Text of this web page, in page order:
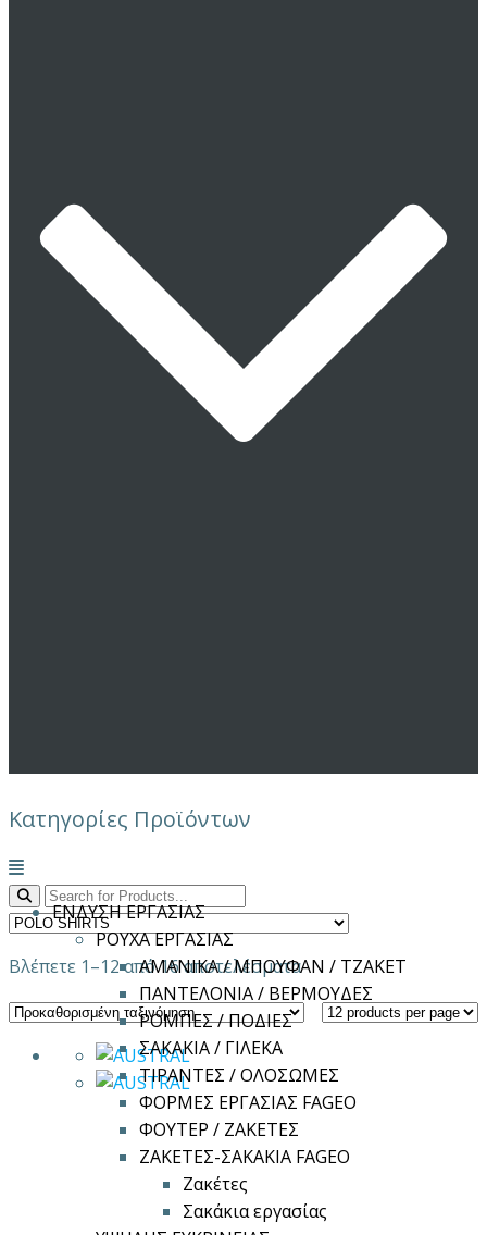
Κατηγορίες Προϊόντων
Μενού
ΕΝΔΥΣΗ ΕΡΓΑΣΙΑΣ
ΡΟΥΧΑ ΕΡΓΑΣΙΑΣ
ΑΜΑΝΙΚΑ / ΜΠΟΥΦΑΝ / ΤΖΑΚΕΤ
ΠΑΝΤΕΛΟΝΙΑ / ΒΕΡΜΟΥΔΕΣ
ΡΟΜΠΕΣ / ΠΟΔΙΕΣ
ΣΑΚΑΚΙΑ / ΓΙΛΕΚΑ
ΤΙΡΑΝΤΕΣ / ΟΛΟΣΩΜΕΣ
ΦΟΡΜΕΣ ΕΡΓΑΣΙΑΣ FAGEO
ΦΟΥΤΕΡ / ΖΑΚΕΤΕΣ
ΖΑΚΕΤΕΣ-ΣΑΚΑΚΙΑ FAGEO
Ζακέτες
Σακάκια εργασίας
Βλέπετε 1–12 από 16 αποτελέσματα